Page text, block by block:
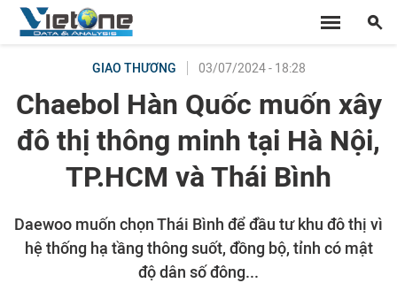
GIAO THƯƠNG 03/07/2024 - 18:28
Chaebol Hàn Quốc muốn xây
đô thị thông minh tại Hà Nội,
TP.HCM và Thái Bình
Daewoo muốn chọn Thái Bình để đầu tư khu đô thị vì
hệ thống hạ tầng thông suốt, đồng bộ, tỉnh có mật
độ dân số đông...